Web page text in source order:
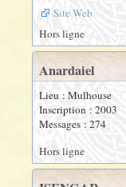
Site Web
Hors ligne
Anardaiel
Lieu : Mulhouse
Inscription : 2003
Messages : 274
Hors ligne